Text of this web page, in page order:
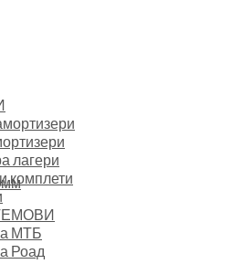
лагери
комплети
МТБ
Роад